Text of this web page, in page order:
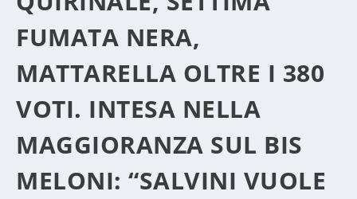
FUMATA NERA,
MATTARELLA OLTRE I 380
VOTI. INTESA NELLA
MAGGIORANZA SUL BIS
MELONI: “SALVINI VUOLE